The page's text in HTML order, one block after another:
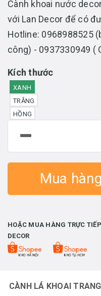
Cành khoai nước
với Lan Decor để có
Hotline: 0968988525
công) - 0937330949 (
Kích thước
XANH
TRẮNG
HỒNG
Mua hàng
HOẶC MUA HÀNG TRỰC
DECOR
CÀNH LÁ KHOAI